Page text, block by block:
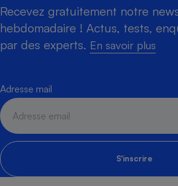
Recevez gratuitement notre
hebdomadaire ! Actus, tests,
par des experts. En savoir plus
Adresse mail
S'inscrire